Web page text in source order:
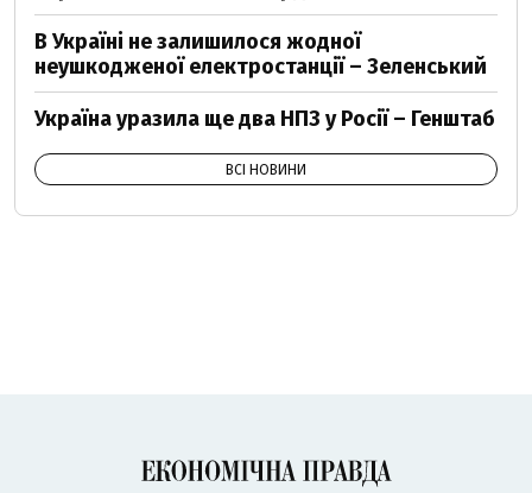
В Україні не залишилося жодної
неушкодженої електростанції – Зеленський
Україна уразила ще два НПЗ у Росії – Генштаб
ВСІ НОВИНИ